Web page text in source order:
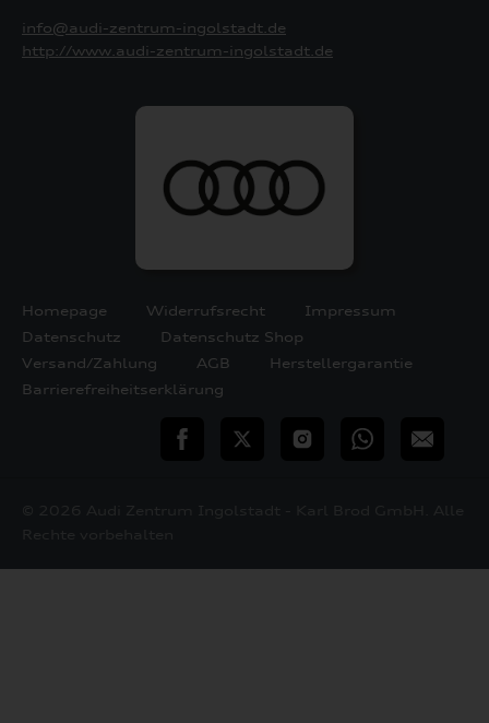
info@audi-zentrum-ingolstadt.de
http://www.audi-zentrum-ingolstadt.de
Homepage Widerrufsrecht
Impressum
Datenschutz
Datenschutz Shop
Versand/Zahlung
AGB
Herstellergarantie
Barrierefreiheitserklärung
teilen Twitter InstagramWhatsApp
E-